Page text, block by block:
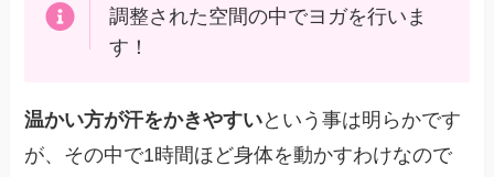
調整された空間の中でヨガを行いま
す！
温かい方が汗をかきやすいという事は明らかです
が、その中で1時間ほど身体を動かすわけなので